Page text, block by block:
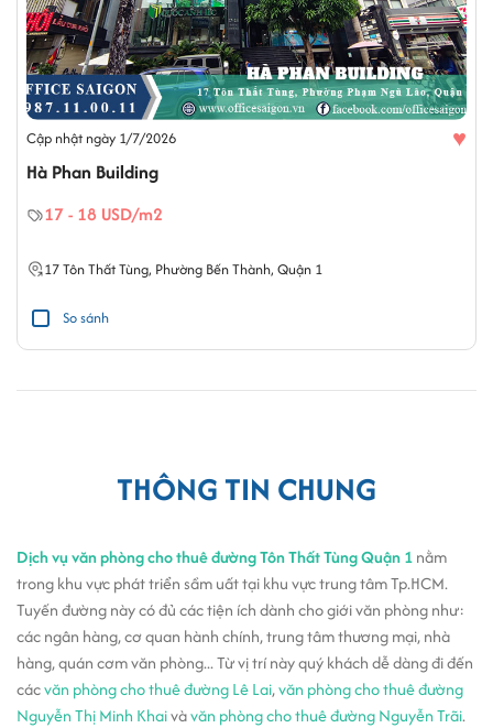
Cập nhật ngày 1/7/2026 ♥
Hà Phan Building
17 - 18 USD/m2
17Tôn Thất Tùng, Phường Bến Thành, Quận 1
So sánh
THÔNG TIN CHUNG
Dịch vụ văn phòng cho thuê đường Tôn Thất Tùng Quận 1nằm
trong khu vực phát triển sầm uất tại khu vực trung tâm Tp.HCM.
Tuyến đường này có đủ các tiện ích dành cho giới văn phòng như:
các ngân hàng, cơ quan hành chính, trung tâm thương mại, nhà
hàng, quán cơm văn phòng... Từ vị trí này quý khách dễ dàng đi đến
cácvăn phòng cho thuê đường Lê Lai,văn phòng cho thuê đường
Nguyễn Thị Minh Khaivàvăn phòng cho thuê đường Nguyễn Trãi.